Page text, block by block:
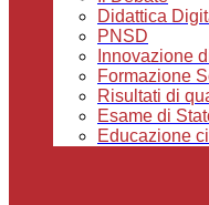
Didattica
PNSD
Innovazione
Formazione
Risultati di
Esame di
Educazione